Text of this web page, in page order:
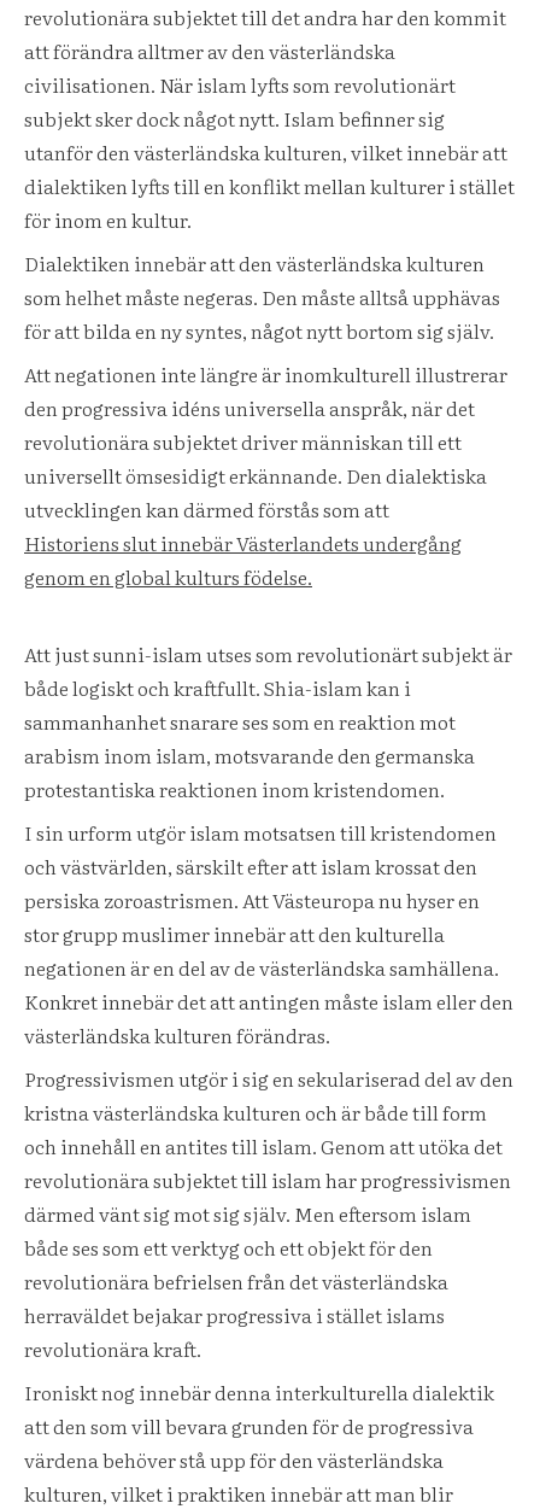
revolutionära subjektet till det andra har den kommit
att förändra alltmer av den västerländska
civilisationen. När islam lyfts som revolutionärt
subjekt sker dock något nytt. Islam befinner sig
utanför den västerländska kulturen, vilket innebär att
dialektiken lyfts till en konflikt mellan kulturer i stället
för inom en kultur.
Dialektiken innebär att den västerländska kulturen
som helhet måste negeras. Den måste alltså upphävas
för att bilda en ny syntes, något nytt bortom sig själv.
Att negationen inte längre är inomkulturell illustrerar
den progressiva idéns universella anspråk, när det
revolutionära subjektet driver människan till ett
universellt ömsesidigt erkännande. Den dialektiska
utvecklingen kan därmed förstås som att
Historiens slut innebär Västerlandets undergång
genom en global kulturs födelse.
Att just sunni-islam utses som revolutionärt subjekt är
både logiskt och kraftfullt. Shia-islam kan i
sammanhanhet snarare ses som en reaktion mot
arabism inom islam, motsvarande den germanska
protestantiska reaktionen inom kristendomen.
I sin urform utgör islam motsatsen till kristendomen
och västvärlden, särskilt efter att islam krossat den
persiska zoroastrismen. Att Västeuropa nu hyser en
stor grupp muslimer innebär att den kulturella
negationen är en del av de västerländska samhällena.
Konkret innebär det att antingen måste islam eller den
västerländska kulturen förändras.
Progressivismen utgör i sig en sekulariserad del av den
kristna västerländska kulturen och är både till form
och innehåll en antites till islam. Genom att utöka det
revolutionära subjektet till islam har progressivismen
därmed vänt sig mot sig själv. Men eftersom islam
både ses som ett verktyg och ett objekt för den
revolutionära befrielsen från det västerländska
herraväldet bejakar progressiva i stället islams
revolutionära kraft.
Ironiskt nog innebär denna interkulturella dialektik
att den som vill bevara grunden för de progressiva
värdena behöver stå upp för den västerländska
kulturen, vilket i praktiken innebär att man blir